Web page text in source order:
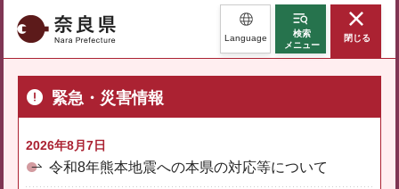
奈良県 Language
検索
メニュー
閉じる
緊急・災害情報
2026年8月7日
令和8年熊本地震への本県の対応等について